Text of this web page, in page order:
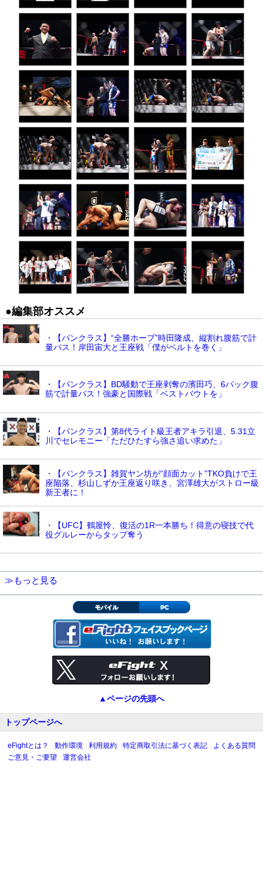
●編集部オススメ
・【パンクラス】“全勝ホープ”時田隆成、縦割れ腹筋で計
量パス！岸田宙大と王座戦「僕がベルトを巻く」
・【パンクラス】BD騒動で王座剥奪の濱田巧、6パック腹
筋で計量パス！強豪と国際戦「ベストバウトを」
・【パンクラス】第8代ライト級王者アキラ引退、5.31立
川でセレモニー「ただひたすら強さ追い求めた」
・【パンクラス】雑賀ヤン坊が“顔面カット”TKO負けで王
座陥落、杉山しずか王座返り咲き、宮澤雄大がストロー級
新王者に！
・【UFC】鶴屋怜、復活の1R一本勝ち！得意の寝技で代
役グルレーからタップ奪う
≫もっと見る
モバイル PC
▲ページの先頭へ
トップページへ
eFightとは？ 動作環境 利用規約 特定商取引法に基づく表記
よくある質問
ご意見・ご要望
運営会社